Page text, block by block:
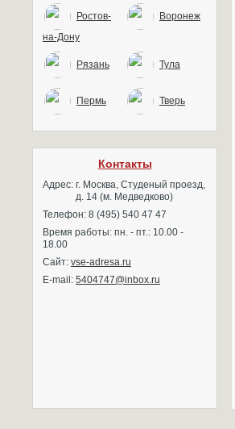
Ростов-
на-Дону
Воронеж
Рязань Тула
Пермь Тверь
Контакты
Адрес: г. Москва, Студеный проезд,
д. 14 (м. Медведково)
Телефон: 8 (495) 540 47 47
Время работы: пн. - пт.: 10.00 -
18.00
Сайт: vse-adresa.ru
E-mail: 5404747@inbox.ru